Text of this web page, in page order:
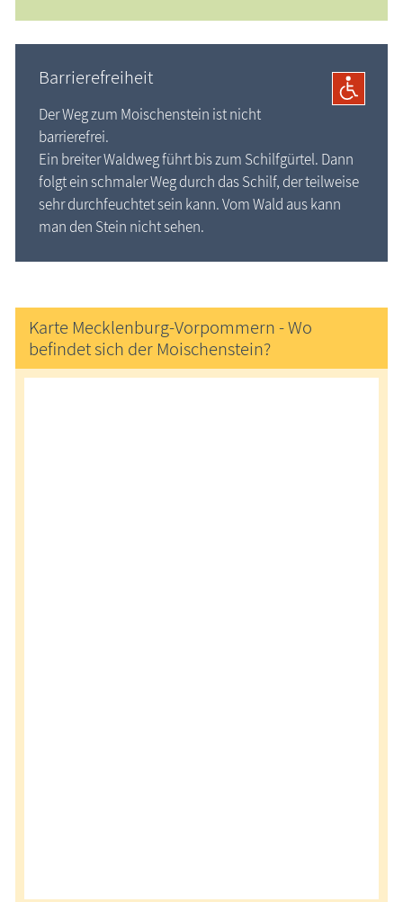
Barrierefreiheit
Der Weg zum Moischenstein ist nicht
barrierefrei.
Ein breiter Waldweg führt bis zum Schilfgürtel. Dann
folgt ein schmaler Weg durch das Schilf, der teilweise
sehr durchfeuchtet sein kann. Vom Wald aus kann
man den Stein nicht sehen.
Karte Mecklenburg-Vorpommern - Wo
befindet sich der Moischenstein?